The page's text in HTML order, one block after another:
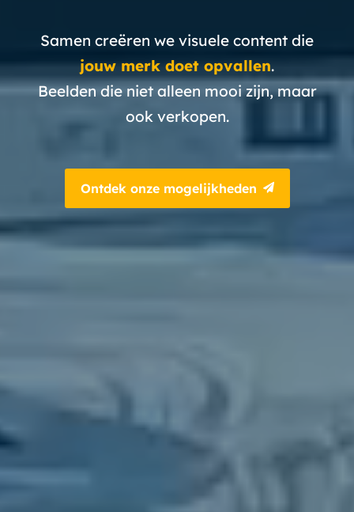
Samen creëren we visuele content die
jouw merk doet opvallen.
Beelden die niet alleen mooi zijn, maar
ook verkopen.
Ontdek onze mogelijkheden